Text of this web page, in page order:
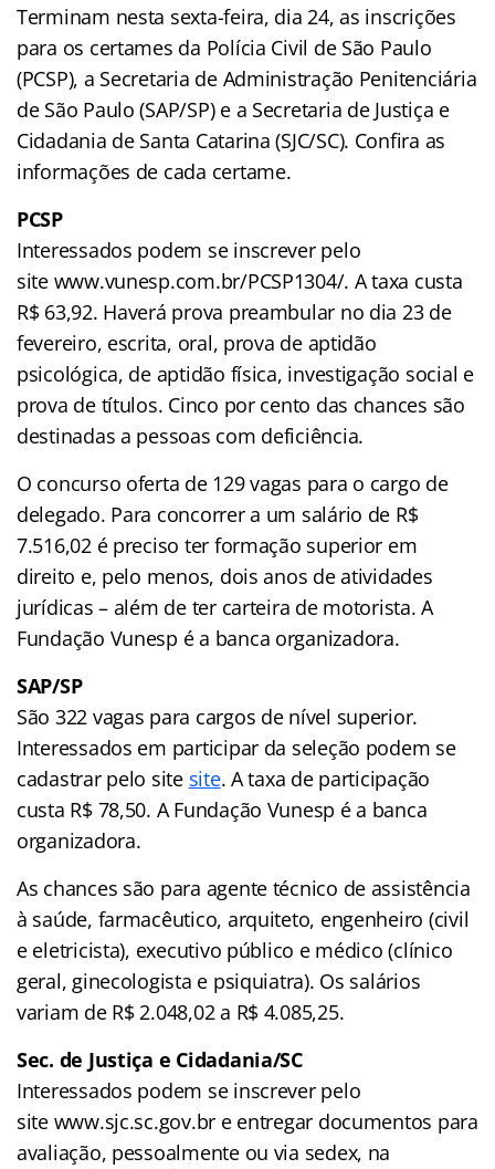
Terminam nesta sexta-feira, dia 24, as inscrições
para os certames da Polícia Civil de São Paulo
(PCSP), a Secretaria de Administração Penitenciária
de São Paulo (SAP/SP) e a Secretaria de Justiça e
Cidadania de Santa Catarina (SJC/SC). Confira as
informações de cada certame.
PCSP
Interessados podem se inscrever pelo
site www.vunesp.com.br/PCSP1304/. A taxa custa
R$ 63,92. Haverá prova preambular no dia 23 de
fevereiro, escrita, oral, prova de aptidão
psicológica, de aptidão física, investigação social e
prova de títulos. Cinco por cento das chances são
destinadas a pessoas com deficiência.
O concurso oferta de 129 vagas para o cargo de
delegado. Para concorrer a um salário de R$
7.516,02 é preciso ter formação superior em
direito e, pelo menos, dois anos de atividades
jurídicas – além de ter carteira de motorista. A
Fundação Vunesp é a banca organizadora.
SAP/SP
São 322 vagas para cargos de nível superior.
Interessados em participar da seleção podem se
cadastrar pelo site site. A taxa de participação
custa R$ 78,50. A Fundação Vunesp é a banca
organizadora.
As chances são para agente técnico de assistência
à saúde, farmacêutico, arquiteto, engenheiro (civil
e eletricista), executivo público e médico (clínico
geral, ginecologista e psiquiatra). Os salários
variam de R$ 2.048,02 a R$ 4.085,25.
Sec. de Justiça e Cidadania/SC
Interessados podem se inscrever pelo
site www.sjc.sc.gov.br e entregar documentos para
avaliação, pessoalmente ou via sedex, na